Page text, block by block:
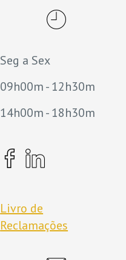
Seg a Sex
09h00m - 12h30m
14h00m - 18h30m
Livro de
Reclamações